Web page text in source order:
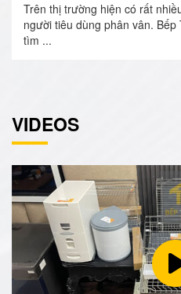
Trên thị trường hiện có rất
người tiêu dùng phân vân.
tìm ...
VIDEOS